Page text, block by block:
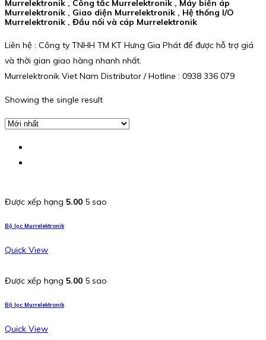
Murrelektronik , Công tắc Murrelektronik , Máy biến áp
Murrelektronik , Giao diện Murrelektronik , Hệ thống I/O
Murrelektronik , Đầu nối và cáp Murrelektronik
Liên hệ : Công ty TNHH TM KT Hưng Gia Phát để được hỗ trợ giá
và thời gian giao hàng nhanh nhất.
Murrelektronik Viet Nam Distributor / Hotline : 0938 336 079
Showing the single result
Được xếp hạng 5.00 5 sao
Bộ lọc Murrelektronik
Quick View
Được xếp hạng 5.00 5 sao
Bộ lọc Murrelektronik
Quick View